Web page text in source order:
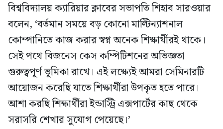
বিশ্ববিদ্যালয় ক্যারিয়ার ক্লাবের সভাপতি শিহাব সারওয়ার
বলেন, ‘বর্তমান সময়ে বড় কোনো মাল্টিন্যাশনাল
কোম্পানিতে কাজ করার স্বপ্ন অনেক শিক্ষার্থীরই থাকে।
সেই পথে বিজনেস কেস কম্পিটিশনের অভিজ্ঞতা
গুরুত্বপূর্ণ ভূমিকা রাখে। এই লক্ষ্যেই আমরা সেমিনারটি
আয়োজন করেছি যাতে শিক্ষার্থীরা উপকৃত হতে পারে।
আশা করছি শিক্ষার্থীরা ইন্ডাস্ট্রি এক্সপার্টের কাছ থেকে
সরাসরি শেখার সুযোগ পেয়েছে।’